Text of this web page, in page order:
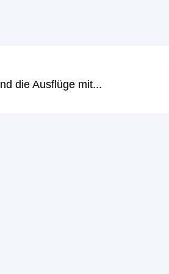
die Ausflüge mit...
und angebotenen Produkte
Kontomodelle zu
der Neo-Bank können Sie
Angebote angeht.
Maximum, das einem
fänden wir